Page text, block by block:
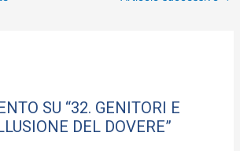
SU “32. GENITORI E
DEL DOVERE”